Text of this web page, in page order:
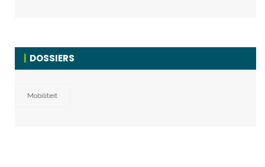
DOSSIERS
Mobiliteit